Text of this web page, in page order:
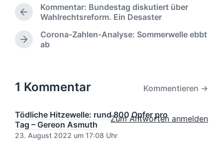
e
n
l
n
s
d
a
f
e
t
h
n
a
w
ö
r
V
r
h
g
B
e
i
Kommentar: Bundestag diskutiert über
Wahlrechtsreform. Ein Desaster
N
s
t
r
B
e
Corona-Zahlen-Analyse: Sommerwelle ebbt
ab
1 Kommentar Kommentieren →
Tödliche Hitzewelle: rund 800 Opfer pro
Tag – Gereon Asmuth
23. August 2022 um 17:08 Uhr
Zum Antworten anmelden